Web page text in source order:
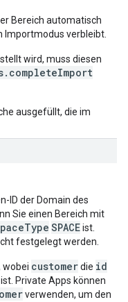
Bereich automatisch
Importmodus verbleibt.
wird, muss diesen
ausgefüllt, die im
ID der Domain des
Sie einen Bereich mit
SPACEist.
festgelegt werden.
wobei customerdie id
ist. Private Apps können
verwenden, um den